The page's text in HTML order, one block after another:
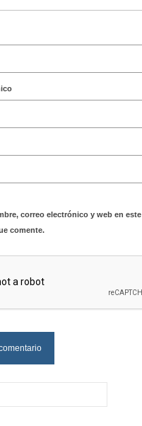
correo electrónico y web en
comente.